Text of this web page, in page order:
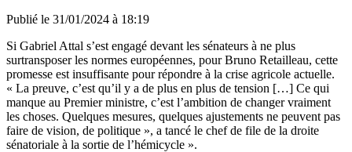
Publié le 31/01/2024 à 18:19
Si Gabriel Attal s’est engagé devant les sénateurs à ne plus
surtransposer les normes européennes, pour Bruno Retailleau, cette
promesse est insuffisante pour répondre à la crise agricole actuelle.
« La preuve, c’est qu’il y a de plus en plus de tension […] Ce qui
manque au Premier ministre, c’est l’ambition de changer vraiment
les choses. Quelques mesures, quelques ajustements ne peuvent pas
faire de vision, de politique », a tancé le chef de file de la droite
sénatoriale à la sortie de l’hémicycle ».